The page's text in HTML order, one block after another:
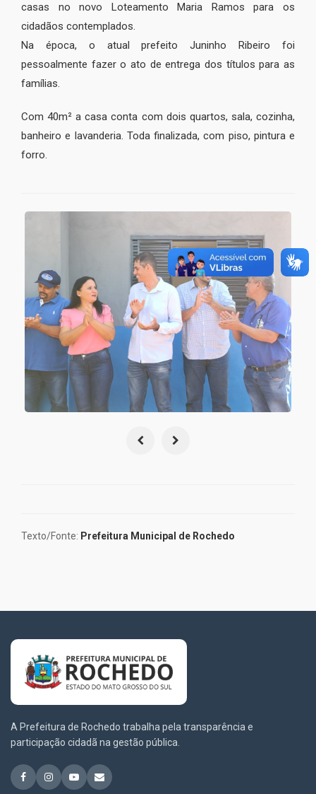
casas no novo Loteamento Maria Ramos para os
cidadãos contemplados.
Na época, o atual prefeito Juninho Ribeiro foi
pessoalmente fazer o ato de entrega dos títulos para as
famílias.
Com 40m² a casa conta com dois quartos, sala, cozinha,
banheiro e lavanderia. Toda finalizada, com piso, pintura e
forro.
Texto/Fonte: Prefeitura Municipal de Rochedo
A Prefeitura de Rochedo trabalha pela transparência e
participação cidadã na gestão pública.